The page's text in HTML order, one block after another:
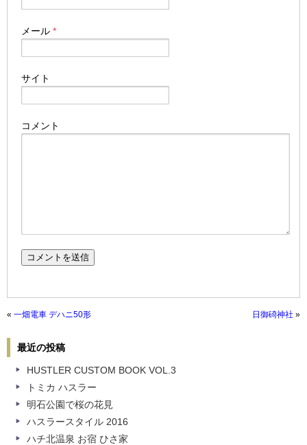
メール *
サイト
コメント
« 一畑電車 デハニ50形 日御碕神社 »
最近の投稿
HUSTLER CUSTOM BOOK VOL.3
トミカ ハスラー
明石公園で桜の花見
ハスラースタイル 2016
ハチ北温泉 お宿 ひさ家